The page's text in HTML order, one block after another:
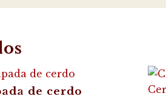
de cerdo